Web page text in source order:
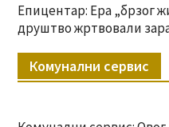
Епицентар: Ера „брзог
друштво жртвовали
Комунални сервис